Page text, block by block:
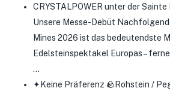
CRYSTALPOWER unter der Sainte
Unsere Messe-Debüt
Mines 2026 ist das bedeutendste
Edelsteinspektakel Europas –
…
✦Keine Präferenz 🪨Rohstein /